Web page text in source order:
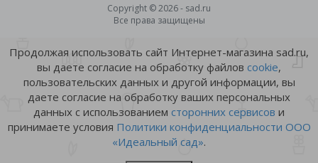
Copyright © 2026 - sad.ru
Все права защищены
Продолжая использовать сайт Интернет-магазина sad.ru,
вы даете согласие на обработку файлов cookie,
пользовательских данных и другой информации, вы
даете согласие на обработку ваших персональных
данных с использованием сторонних сервисов и
принимаете условия Политики конфиденциальности ООО
«Идеальный сад».